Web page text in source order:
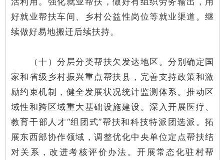
好就业帮扶车间、乡村公益性岗位等就业渠道。继
续做好易地搬迁后续扶持。
（十）分层分类帮扶欠发达地区。分别确定国
家和省级乡村振兴重点帮扶县，完善支持政策和激
励约束机制，健全发展状况统计监测体系。推动区
域性和跨区域重大基础设施建设。深入开展医疗、
教育干部人才“组团式”帮扶和科技特派团选派。拓
展东西部协作领域，调整优化中央单位定点帮扶结
对关系，改进考核评价办法。开展常态化驻村帮